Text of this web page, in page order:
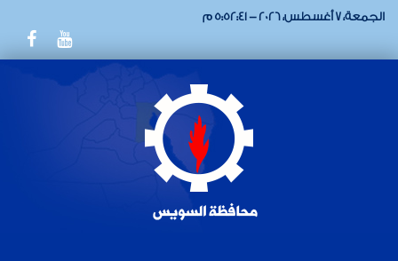
الجمعة، 7 أغسطس، 2026 - 5:52:41 م